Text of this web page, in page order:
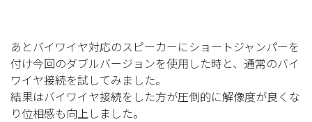
あとバイワイヤ対応のスピーカーにショートジャンパーを
付け今回のダブルバージョンを使用した時と、通常のバイ
ワイヤ接続を試してみました。
結果はバイワイヤ接続をした方が圧倒的に解像度が良くな
り位相感も向上しました。